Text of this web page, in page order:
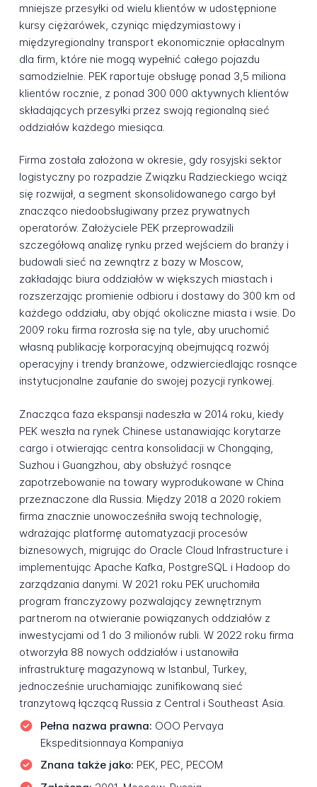
mniejsze przesyłki od wielu klientów w udostępnione
kursy ciężarówek, czyniąc międzymiastowy i
międzyregionalny transport ekonomicznie opłacalnym
dla firm, które nie mogą wypełnić całego pojazdu
samodzielnie. PEK raportuje obsługę ponad 3,5 miliona
klientów rocznie, z ponad 300 000 aktywnych klientów
składających przesyłki przez swoją regionalną sieć
oddziałów każdego miesiąca.
Firma została założona w okresie, gdy rosyjski sektor
logistyczny po rozpadzie Związku Radzieckiego wciąż
się rozwijał, a segment skonsolidowanego cargo był
znacząco niedoobsługiwany przez prywatnych
operatorów. Założyciele PEK przeprowadzili
szczegółową analizę rynku przed wejściem do branży i
budowali sieć na zewnątrz z bazy w Moscow,
zakładając biura oddziałów w większych miastach i
rozszerzając promienie odbioru i dostawy do 300 km od
każdego oddziału, aby objąć okoliczne miasta i wsie. Do
2009 roku firma rozrosła się na tyle, aby uruchomić
własną publikację korporacyjną obejmującą rozwój
operacyjny i trendy branżowe, odzwierciedlając rosnące
instytucjonalne zaufanie do swojej pozycji rynkowej.
Znacząca faza ekspansji nadeszła w 2014 roku, kiedy
PEK weszła na rynek Chinese ustanawiając korytarze
cargo i otwierając centra konsolidacji w Chongqing,
Suzhou i Guangzhou, aby obsłużyć rosnące
zapotrzebowanie na towary wyprodukowane w China
przeznaczone dla Russia. Między 2018 a 2020 rokiem
firma znacznie unowocześniła swoją technologię,
wdrażając platformę automatyzacji procesów
biznesowych, migrując do Oracle Cloud Infrastructure i
implementując Apache Kafka, PostgreSQL i Hadoop do
zarządzania danymi. W 2021 roku PEK uruchomiła
program franczyzowy pozwalający zewnętrznym
partnerom na otwieranie powiązanych oddziałów z
inwestycjami od 1 do 3 milionów rubli. W 2022 roku firma
otworzyła 88 nowych oddziałów i ustanowiła
infrastrukturę magazynową w Istanbul, Turkey,
jednocześnie uruchamiając zunifikowaną sieć
tranzytową łączącą Russia z Central i Southeast Asia.
Pełna nazwa prawna: OOO Pervaya
Ekspeditsionnaya Kompaniya
Znana także jako: PEK, PEC, PECOM